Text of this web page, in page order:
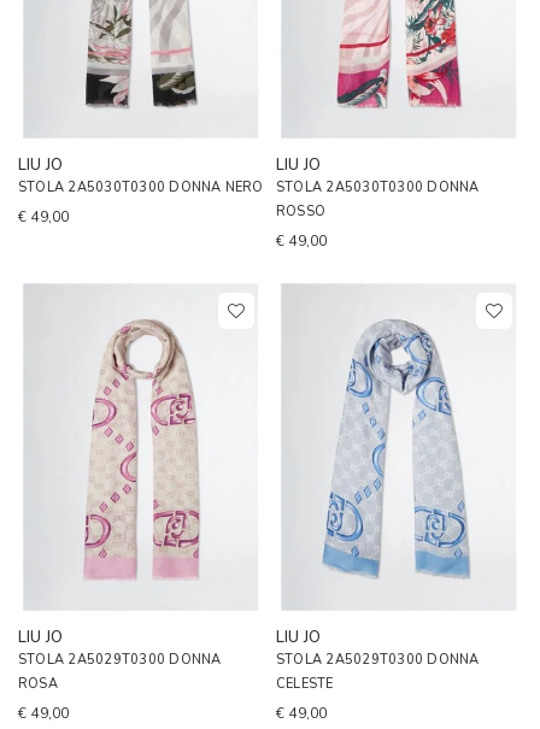
LIU JO
STOLA 2A5030T0300 DONNA NERO
€ 49,00
LIU JO
STOLA 2A5030T0300 DONNA
ROSSO
€ 49,00
LIU JO
STOLA 2A5029T0300 DONNA
ROSA
€ 49,00
LIU JO
STOLA 2A5029T0300 DONNA
CELESTE
€ 49,00